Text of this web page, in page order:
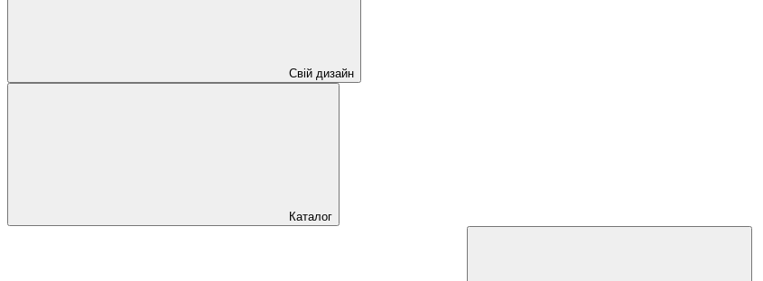
Свій дизайн
Каталог